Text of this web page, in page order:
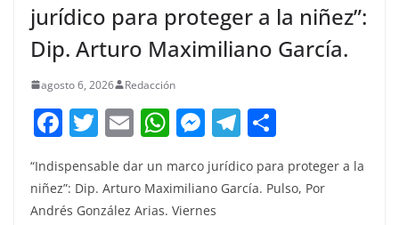
jurídico para proteger a la niñez”:
Dip. Arturo Maximiliano García.
agosto 6, 2026 Redacción
F
a
c
e
T
w
itt
er
E
m
ai
l
W
h
at
s
M
e
ss
e
T
el
e m
“Indispensable dar un marco jurídico para proteger a la
niñez”: Dip. Arturo Maximiliano García. Pulso, Por
Andrés González Arias. Viernes